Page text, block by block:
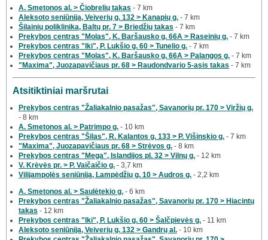
A. Smetonos al. > Čiobrelių takas - 7 km
Aleksoto seniūnija, Veiverių g. 132 > Kanapių g. - 7 km
Šilainių poliklinika, Baltų pr. 7 > Briedžių takas - 7 km
Prekybos centras "Molas", K. Baršausko g. 66A > Raseinių g. - 7 km
Prekybos centras "Iki", P. Lukšio g. 60 > Tunelio g. - 7 km
Prekybos centras "Molas", K. Baršausko g. 66A > Palangos g. - 7 km
"Maxima", Juozapavičiaus pr. 68 > Raudondvario 5-asis takas - 7 km
Atsitiktiniai maršrutai
Prekybos centras "Žaliakalnio pasažas", Savanorių pr. 170 > Viržių g.
- 8 km
A. Smetonos al. > Patrimpo g. - 10 km
Prekybos centras "Šilas", R. Kalantos g. 133 > P. Višinskio g. - 7 km
"Maxima", Juozapavičiaus pr. 68 > Strėvos g. - 8 km
Prekybos centras "Mega", Islandijos pl. 32 > Vilnų g. - 12 km
V. Krėvės pr. > P. Vaičaičio g. - 3,7 km
Vilijampolės seniūnija, Lampėdžių g. 10 > Audros g. - 2,2 km
A. Smetonos al. > Saulėtekio g. - 6 km
Prekybos centras "Žaliakalnio pasažas", Savanorių pr. 170 > Hiacintų
takas - 12 km
Prekybos centras "Iki", P. Lukšio g. 60 > Šalčpievės g. - 11 km
Aleksoto seniūnija, Veiverių g. 132 > Gandrų al. - 10 km